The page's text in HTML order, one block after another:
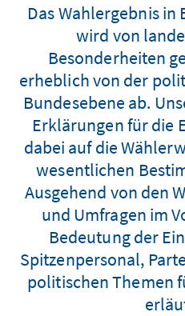
Das Wahlergebnis
wird von
Besonderheiten
erheblich von der
Bundesebene ab.
Erklärungen für die
dabei auf die
wesentlichen
Ausgehend von den
und Umfragen im
Bedeutung der
Spitzenpersonal,
politischen Themen